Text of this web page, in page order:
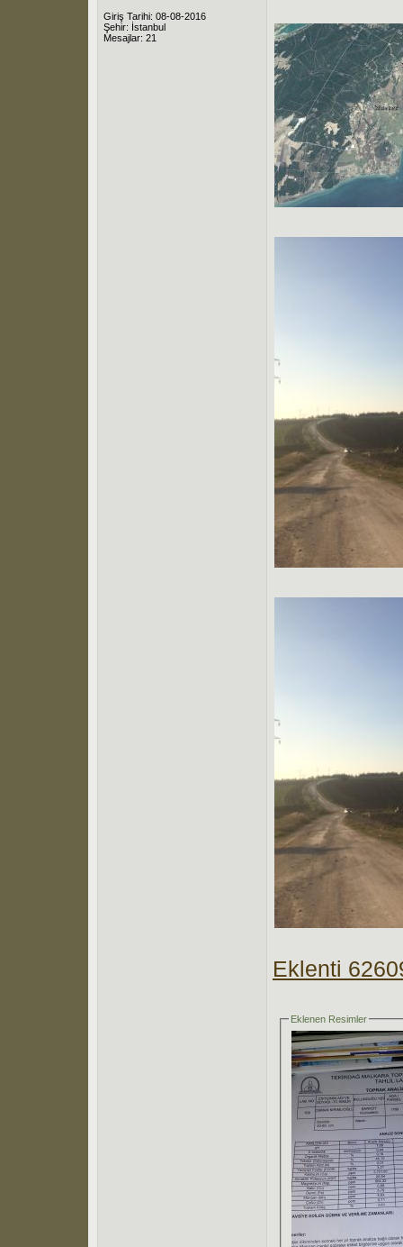
Giriş Tarihi: 08-08-2016
Şehir: İstanbul
Mesajlar: 21
Eklenti
Eklenen Resimler